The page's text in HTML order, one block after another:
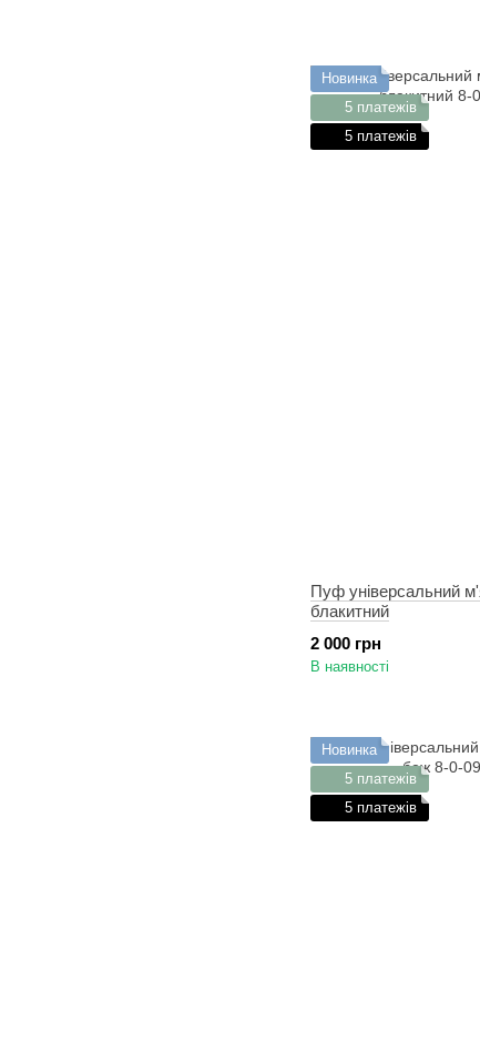
Новинка
5 платежів
5 платежів
Пуф універсальний
блакитний
2 000 грн
В наявності
Новинка
5 платежів
5 платежів